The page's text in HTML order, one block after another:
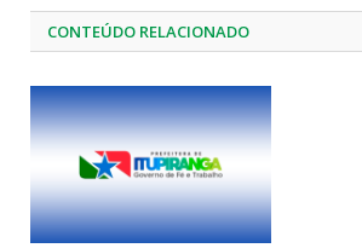
CONTEÚDO RELACIONADO